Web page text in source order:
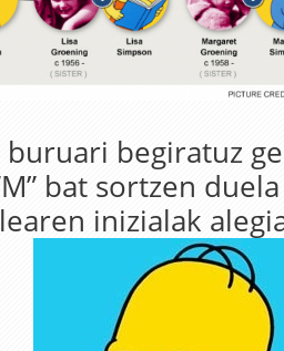
buruari begiratuz
bat sortzen
inizialak